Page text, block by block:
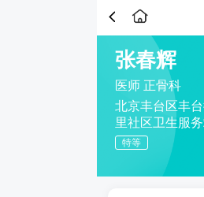
张春辉
医师 正骨科
北京丰台区丰
里社区卫生服
特等